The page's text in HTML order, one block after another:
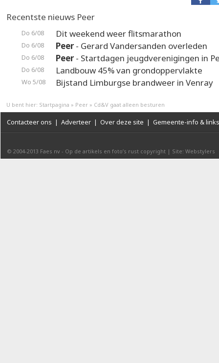
Recentste nieuws Peer
Do 6/08 Dit weekend weer flitsmarathon
Do 6/08 Peer- Gerard Vandersanden overleden
Do 6/08 Peer- Startdagen jeugdverenigingen in
Do 6/08 Landbouw 45% van grondoppervlakte
Wo 5/08 Bijstand Limburgse brandweer in Venray
U bent hier: Startpagina » Peer » Cd&V gaat alleen besturen
Contacteer ons | Adverteer | Over deze site | Gemeente-info & links
© 2004-2013 Faes nv - Op de artikels en foto’s rust copyright | Site: Webstylers